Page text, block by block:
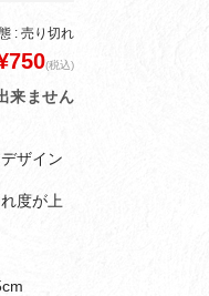
: 売り切れ
(税込)
来ません
ザイン
度が上